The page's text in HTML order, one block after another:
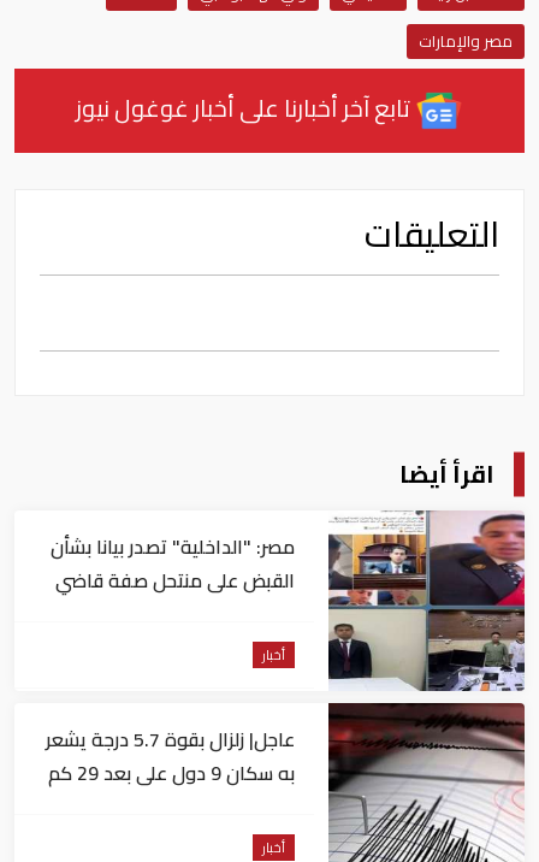
مصر والإمارات
تابع آخر أخبارنا على أخبار غوغول نيوز
التعليقات
اقرأ أيضا
مصر: "الداخلية" تصدر بيانا بشأن
القبض على منتحل صفة قاضي
أخبار
عاجل| زلزال بقوة 5.7 درجة يشعر
به سكان 9 دول على بعد 29 كم
أخبار